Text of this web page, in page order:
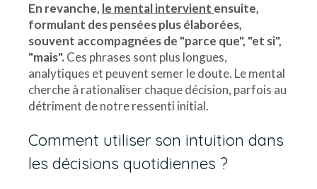
En revanche, le mental intervient ensuite,
formulant des pensées plus élaborées,
souvent accompagnées de "parce que", "et si",
"mais". Ces phrases sont plus longues,
analytiques et peuvent semer le doute. Le mental
cherche à rationaliser chaque décision, parfois au
détriment de notre ressenti initial.
Comment utiliser son intuition dans
les décisions quotidiennes ?